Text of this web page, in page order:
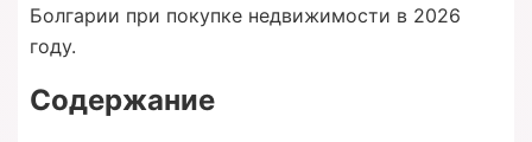
Болгарии при покупке недвижимости в 2026
году.
Содержание